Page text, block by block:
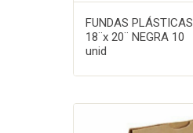
FUNDAS PLÁSTICAS
18¨x 20¨ NEGRA 10
unid